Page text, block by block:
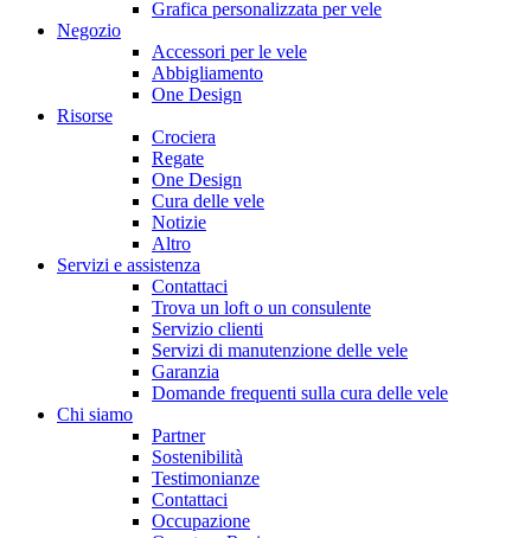
Grafica personalizzata per vele
Negozio
Accessori per le vele
Abbigliamento
One Design
Risorse
Crociera
Regate
One Design
Cura delle vele
Notizie
Altro
Servizi e assistenza
Contattaci
Trova un loft o un consulente
Servizio clienti
Servizi di manutenzione delle vele
Garanzia
Domande frequenti sulla cura delle vele
Chi siamo
Partner
Sostenibilità
Testimonianze
Contattaci
Occupazione